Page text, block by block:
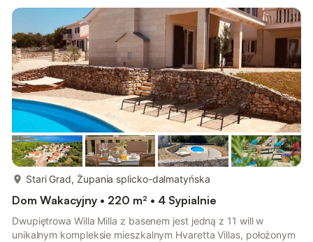
wózka golfowego Hvaretta, który można wynająć w recepcji.
Willa Stella posiada łącznie 3 oddzielne sypialnie i...
Stari Grad, Żupania splicko-dalmatyńska
Dom Wakacyjny • 220 m² • 4 Sypialnie
Dwupiętrowa Willa Milla z basenem jest jedną z 11 will w
unikalnym kompleksie mieszkalnym Hvaretta Villas, położonym